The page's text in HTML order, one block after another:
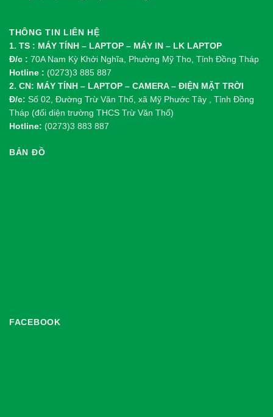
THÔNG TIN LIÊN HỆ
1. TS : MÁY TÍNH – LAPTOP – MÁY IN – LK LAPTOP
Đ/c : 70A Nam Kỳ Khởi Nghĩa, Phường Mỹ Tho, Tỉnh Đồng Tháp
Hotline : (0273)3 885 887
2. CN: MÁY TÍNH – LAPTOP – CAMERA – ĐIỆN MẶT TRỜI
Đ/c: Số 02, Đường Trừ Văn Thố, xã Mỹ Phước Tây , Tỉnh Đồng
Tháp (đối diện trường THCS Trừ Văn Thố)
Hotline: (0273)3 883 887
BẢN ĐỒ
FACEBOOK